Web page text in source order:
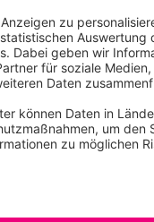
heute die
dem größten
zunächst als